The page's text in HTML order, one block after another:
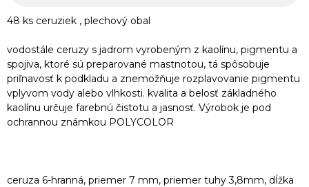
48 ks ceruziek , plechový obal
vodostále ceruzy s jadrom vyrobeným z kaolínu, pigmentu a
spojiva, ktoré sú preparované mastnotou, tá spôsobuje
priľnavosť k podkladu a znemožňuje rozplavovanie pigmentu
vplyvom vody alebo vlhkosti. kvalita a belosť základného
kaolínu určuje farebnú čistotu a jasnosť. Výrobok je pod
ochrannou známkou POLYCOLOR
ceruza 6-hranná, priemer 7 mm, priemer tuhy 3,8mm, dĺžka